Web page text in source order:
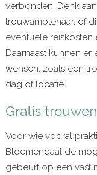
verbonden. Denk
trouwambtenaar, of
eventuele reiskosten
Daarnaast kunnen
wensen, zoals een
dag of locatie.
Gratis
Voor wie vooral
Bloemendaal de
gebeurt op een vast